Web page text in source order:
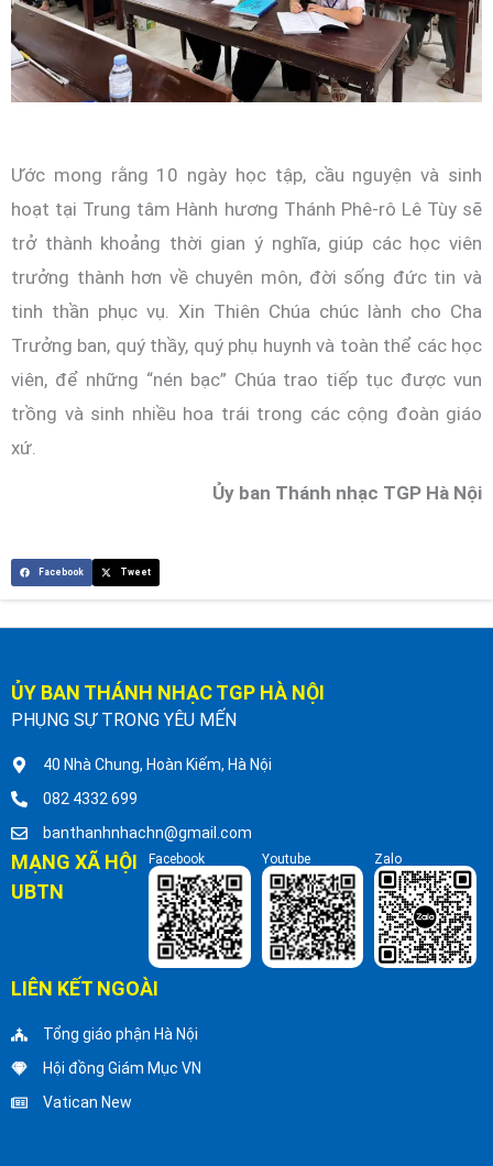
Ước mong rằng 10 ngày học tập, cầu nguyện và sinh
hoạt tại Trung tâm Hành hương Thánh Phê-rô Lê Tùy sẽ
trở thành khoảng thời gian ý nghĩa, giúp các học viên
trưởng thành hơn về chuyên môn, đời sống đức tin và
tinh thần phục vụ. Xin Thiên Chúa chúc lành cho Cha
Trưởng ban, quý thầy, quý phụ huynh và toàn thể các học
viên, để những “nén bạc” Chúa trao tiếp tục được vun
trồng và sinh nhiều hoa trái trong các cộng đoàn giáo
xứ.
Ủy ban Thánh nhạc TGP Hà Nội
Facebook Tweet
ỦY BAN THÁNH NHẠC TGP HÀ NỘI
PHỤNG SỰ TRONG YÊU MẾN
40 Nhà Chung, Hoàn Kiếm, Hà Nội
082 4332 699
banthanhnhachn@gmail.com
MẠNG XÃ HỘI
UBTN
Facebook Youtube Zalo
LIÊN KẾT NGOÀI
Tổng giáo phận Hà Nội
Hội đồng Giám Mục VN
Vatican New